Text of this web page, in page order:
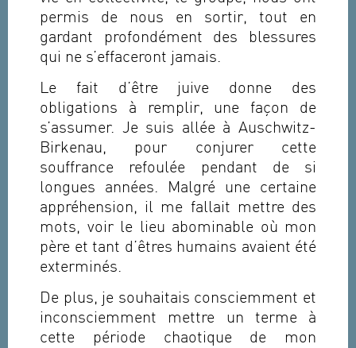
permis de nous en sortir, tout en
gardant profondément des blessures
qui ne s’effaceront jamais.
Le fait d’être juive donne des
obligations à remplir, une façon de
s’assumer. Je suis allée à Auschwitz-
Birkenau, pour conjurer cette
souffrance refoulée pendant de si
longues années. Malgré une certaine
appréhension, il me fallait mettre des
mots, voir le lieu abominable où mon
père et tant d’êtres humains avaient été
exterminés.
De plus, je souhaitais consciemment et
inconsciemment mettre un terme à
cette période chaotique de mon